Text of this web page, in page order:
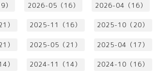
2026-05（16） 2026-04（16）
） 2025-11（16） 2025-10（20）
） 2025-05（21） 2025-04（17）
） 2024-11（14） 2024-10（16）